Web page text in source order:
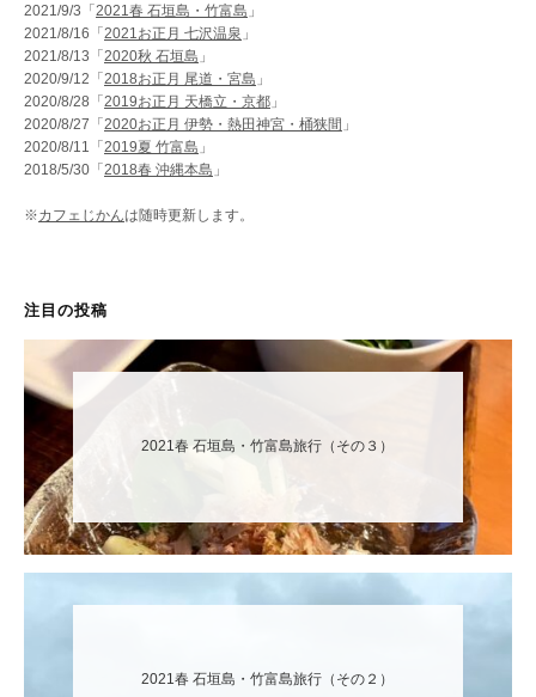
2021/9/3「2021春 石垣島・竹富島 」
2021/8/16「2021お正月 七沢温泉 」
2021/8/13「2020秋 石垣島 」
2020/9/12「2018お正月 尾道・宮島 」
2020/8/28「2019お正月 天橋立・京都 」
2020/8/27「2020お正月 伊勢・熱田神宮・桶狭間 」
2020/8/11「2019夏 竹富島 」
2018/5/30「2018春 沖縄本島 」
※カフェじかんは随時更新します。
注目の投稿
2021春 石垣島・竹富島旅行（その３）
2021春 石垣島・竹富島旅行（その２）